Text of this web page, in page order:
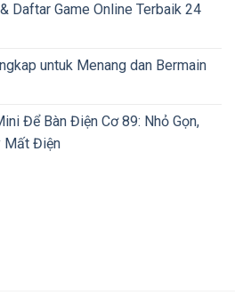
Daftar Game Online Terbaik 24
untuk Menang dan Bermain
Để Bàn Điện Cơ 89: Nhỏ Gọn,
Mất Điện